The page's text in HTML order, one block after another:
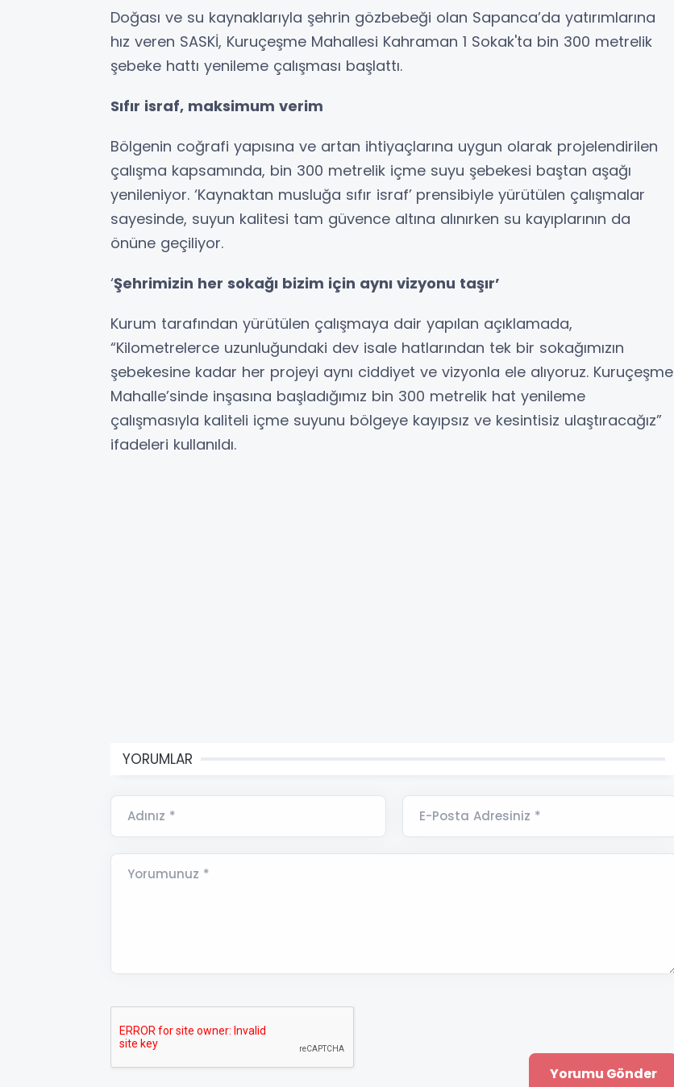
Doğası ve su kaynaklarıyla şehrin gözbebeği olan Sapanca’da yatırımlarına
hız veren SASKİ, Kuruçeşme Mahallesi Kahraman 1 Sokak'ta bin 300 metrelik
şebeke hattı yenileme çalışması başlattı.
Sıfır israf, maksimum verim
Bölgenin coğrafi yapısına ve artan ihtiyaçlarına uygun olarak projelendirilen
çalışma kapsamında, bin 300 metrelik içme suyu şebekesi baştan aşağı
yenileniyor. ‘Kaynaktan musluğa sıfır israf’ prensibiyle yürütülen çalışmalar
sayesinde, suyun kalitesi tam güvence altına alınırken su kayıplarının da
önüne geçiliyor.
‘Şehrimizin her sokağı bizim için aynı vizyonu taşır’
Kurum tarafından yürütülen çalışmaya dair yapılan açıklamada,
“Kilometrelerce uzunluğundaki dev isale hatlarından tek bir sokağımızın
şebekesine kadar her projeyi aynı ciddiyet ve vizyonla ele alıyoruz. Kuruçeşme
Mahalle’sinde inşasına başladığımız bin 300 metrelik hat yenileme
çalışmasıyla kaliteli içme suyunu bölgeye kayıpsız ve kesintisiz ulaştıracağız”
ifadeleri kullanıldı.
YORUMLAR
Adınız * E-Posta Adresiniz *
Yorumunuz *